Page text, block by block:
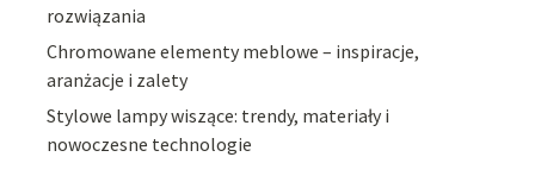
rozwiązania
Chromowane elementy meblowe – inspiracje,
aranżacje i zalety
Stylowe lampy wiszące: trendy, materiały i
nowoczesne technologie